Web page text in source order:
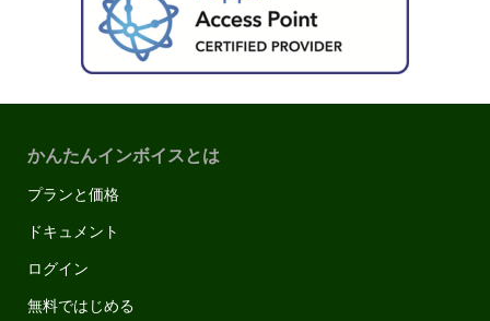
かんたんインボイスとは
プランと価格
ドキュメント
ログイン
無料ではじめる